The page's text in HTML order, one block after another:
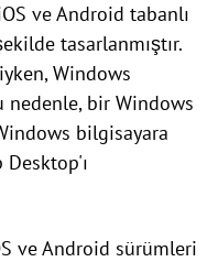
ve Android tabanlı
tasarlanmıştır.
Windows
nedenle, bir Windows
bilgisayara
Desktop'ı
ve Android sürümleri